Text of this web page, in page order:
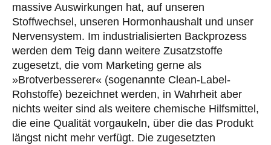
massive Auswirkungen hat, auf unseren
Stoffwechsel, unseren Hormonhaushalt und unser
Nervensystem. Im industrialisierten Backprozess
werden dem Teig dann weitere Zusatzstoffe
zugesetzt, die vom Marketing gerne als
»Brotverbesserer« (sogenannte Clean-Label-
Rohstoffe) bezeichnet werden, in Wahrheit aber
nichts weiter sind als weitere chemische Hilfsmittel,
die eine Qualität vorgaukeln, über die das Produkt
längst nicht mehr verfügt. Die zugesetzten